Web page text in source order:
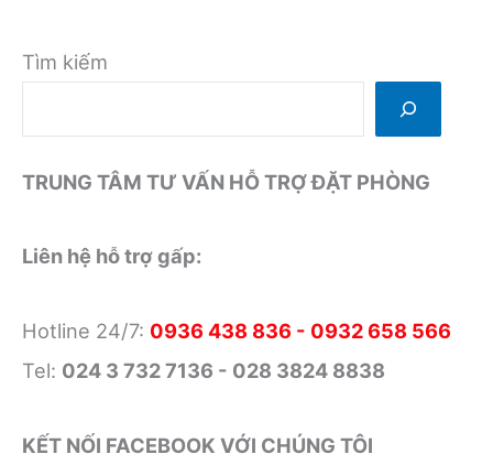
an
toàn
Tìm kiếm
TRUNG TÂM TƯ VẤN HỖ TRỢ ĐẶT PHÒNG
Liên hệ hỗ trợ gấp:
Hotline 24/7: 0936 438 836 - 0932 658 566
Tel: 024 3 732 7136 - 028 3824 8838
KẾT NỐI FACEBOOK VỚI CHÚNG TÔI